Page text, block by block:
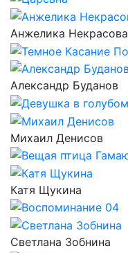
Анжелика Некрасова
Александр Буданов
Михаил Денисов
Катя Щукина
Светлана Зобнина